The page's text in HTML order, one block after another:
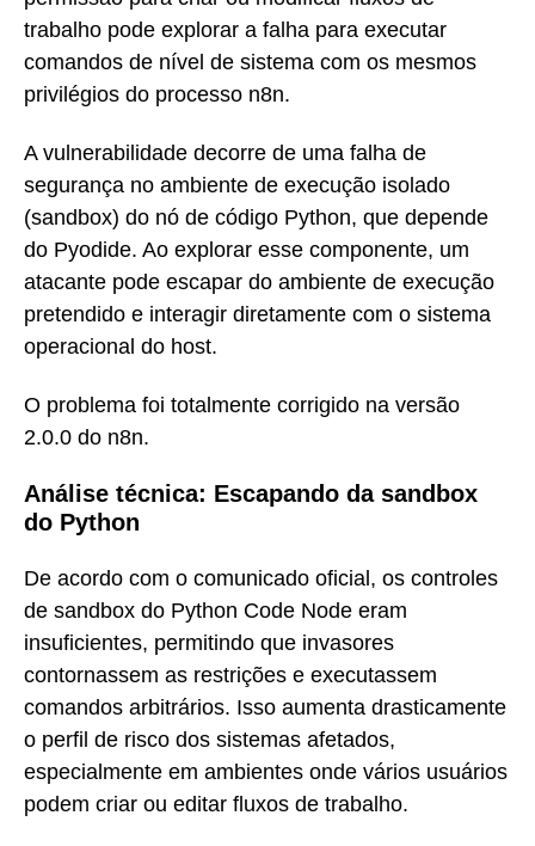
trabalho pode explorar a falha para executar
comandos de nível de sistema com os mesmos
privilégios do processo n8n.
A vulnerabilidade decorre de uma falha de
segurança no ambiente de execução isolado
(sandbox) do nó de código Python, que depende
do Pyodide. Ao explorar esse componente, um
atacante pode escapar do ambiente de execução
pretendido e interagir diretamente com o sistema
operacional do host.
O problema foi totalmente corrigido na versão
2.0.0 do n8n.
Análise técnica: Escapando da sandbox
do Python
De acordo com o comunicado oficial, os controles
de sandbox do Python Code Node eram
insuficientes, permitindo que invasores
contornassem as restrições e executassem
comandos arbitrários. Isso aumenta drasticamente
o perfil de risco dos sistemas afetados,
especialmente em ambientes onde vários usuários
podem criar ou editar fluxos de trabalho.